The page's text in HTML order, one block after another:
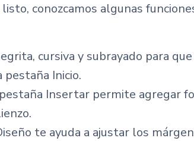
conozcamos algunas
cursiva y subrayado para
Inicio.
Insertar permite agregar
te ayuda a ajustar los